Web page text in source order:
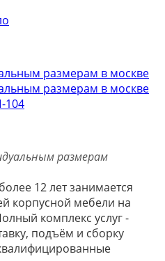
104
12 лет занимается
корпусной мебели на
комплекс услуг -
подъём и сборку